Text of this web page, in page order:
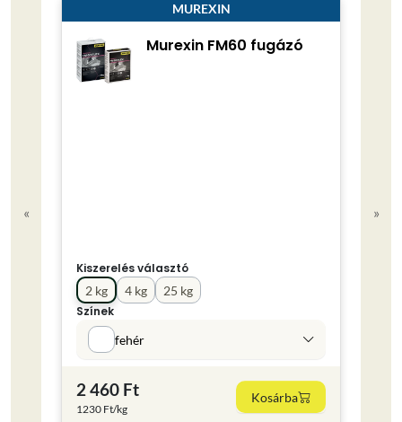
«
MUREXIN
Murexin FM60 fugázó
Kiszerelés választó
2 kg
4 kg
25 kg
Színek
fehér
2 460 Ft
1230 Ft/kg
Kosárba
»